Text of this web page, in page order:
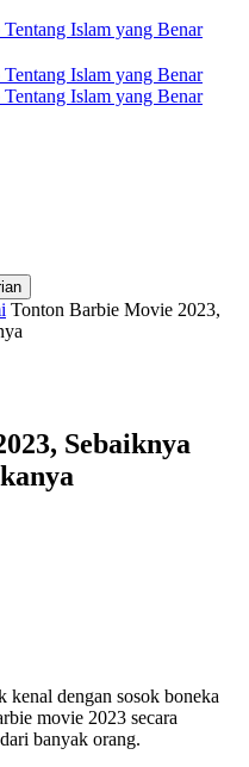
Tonton Barbie Movie 2023,
Sebaiknya
kenal dengan sosok boneka
movie 2023 secara
banyak orang.